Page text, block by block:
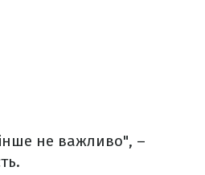
інше не важливо", –